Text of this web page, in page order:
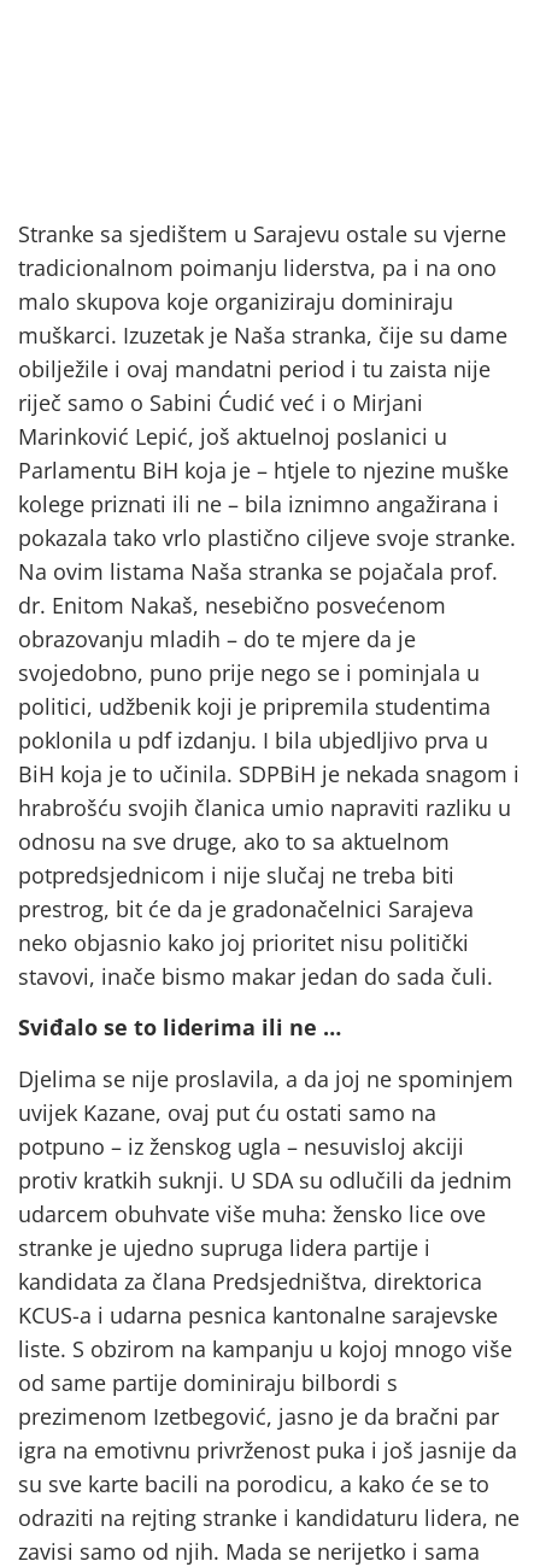
Stranke sa sjedištem u Sarajevu ostale su vjerne
tradicionalnom poimanju liderstva, pa i na ono
malo skupova koje organiziraju dominiraju
muškarci. Izuzetak je Naša stranka, čije su dame
obilježile i ovaj mandatni period i tu zaista nije
riječ samo o Sabini Ćudić već i o Mirjani
Marinković Lepić, još aktuelnoj poslanici u
Parlamentu BiH koja je – htjele to njezine muške
kolege priznati ili ne – bila iznimno angažirana i
pokazala tako vrlo plastično ciljeve svoje stranke.
Na ovim listama Naša stranka se pojačala prof.
dr. Enitom Nakaš, nesebično posvećenom
obrazovanju mladih – do te mjere da je
svojedobno, puno prije nego se i pominjala u
politici, udžbenik koji je pripremila studentima
poklonila u pdf izdanju. I bila ubjedljivo prva u
BiH koja je to učinila. SDPBiH je nekada snagom i
hrabrošću svojih članica umio napraviti razliku u
odnosu na sve druge, ako to sa aktuelnom
potpredsjednicom i nije slučaj ne treba biti
prestrog, bit će da je gradonačelnici Sarajeva
neko objasnio kako joj prioritet nisu politički
stavovi, inače bismo makar jedan do sada čuli.
Sviđalo se to liderima ili ne …
Djelima se nije proslavila, a da joj ne spominjem
uvijek Kazane, ovaj put ću ostati samo na
potpuno – iz ženskog ugla – nesuvisloj akciji
protiv kratkih suknji. U SDA su odlučili da jednim
udarcem obuhvate više muha: žensko lice ove
stranke je ujedno supruga lidera partije i
kandidata za člana Predsjedništva, direktorica
KCUS-a i udarna pesnica kantonalne sarajevske
liste. S obzirom na kampanju u kojoj mnogo više
od same partije dominiraju bilbordi s
prezimenom Izetbegović, jasno je da bračni par
igra na emotivnu privrženost puka i još jasnije da
su sve karte bacili na porodicu, a kako će se to
odraziti na rejting stranke i kandidaturu lidera, ne
zavisi samo od njih. Mada se nerijetko i sama